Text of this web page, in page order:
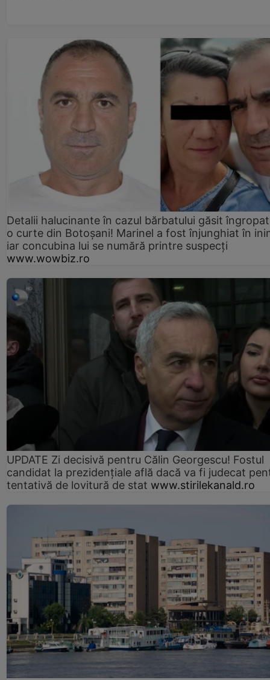
Detalii halucinante în cazul bărbatului găsit
o curte din Botoșani! Marinel a fost înjunghiat în
iar concubina lui se numără printre suspecți
www.wowbiz.ro
UPDATE Zi decisivă pentru Călin Georgescu! Fostul
candidat la prezidențiale află dacă va fi judecat
tentativă de lovitură de stat www.stirilekanald.ro